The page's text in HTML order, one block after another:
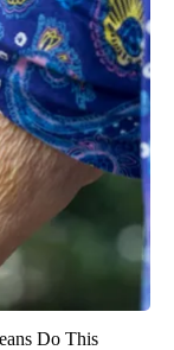
Do This